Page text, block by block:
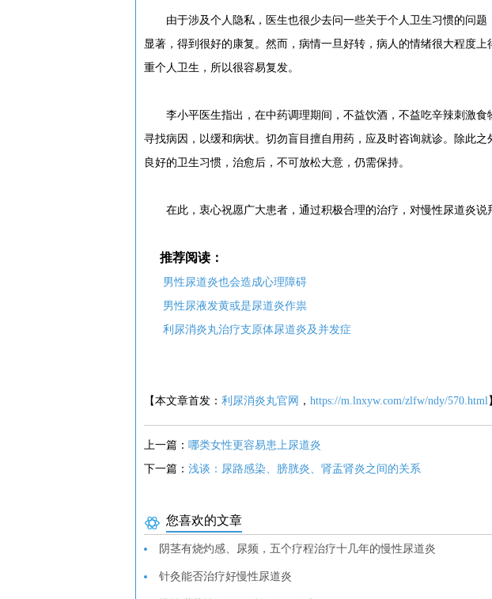
由于涉及个人隐私，医生也很少去问一些关于个人卫生习惯的问题
显著，得到很好的康复。然而，病情一旦好转，病人的情绪很大程度
重个人卫生，所以很容易复发。
李小平医生指出，在中药调理期间，不益饮酒，不益吃辛辣刺激食
寻找病因，以缓和病状。切勿盲目擅自用药，应及时咨询就诊。除此
良好的卫生习惯，治愈后，不可放松大意，仍需保持。
在此，衷心祝愿广大患者，通过积极合理的治疗，对慢性尿道炎说
推荐阅读：
男性尿道炎也会造成心理障碍
男性尿液发黄或是尿道炎作祟
利尿消炎丸治疗支原体尿道炎及并发症
【本文章首发： 利尿消炎丸官网 ， https://m.lnxyw.com/zlfw/ndy/570.html】
上一篇： 哪类女性更容易患上尿道炎
下一篇： 浅谈：尿路感染、膀胱炎、肾盂肾炎之间的关系
您喜欢的文章
阴茎有烧灼感、尿频，五个疗程治疗十几年的慢性尿道炎
针灸能否治疗好慢性尿道炎